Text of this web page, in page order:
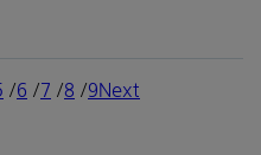
/Page
6 /Page
7 /Page
8 /Page
9Next
Next